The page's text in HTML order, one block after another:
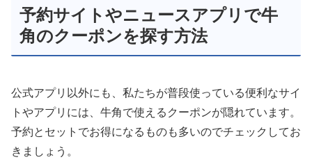
予約サイトやニュースアプリで牛
角のクーポンを探す方法
公式アプリ以外にも、私たちが普段使っている便利なサイ
トやアプリには、牛角で使えるクーポンが隠れています。
予約とセットでお得になるものも多いのでチェックしてお
きましょう。